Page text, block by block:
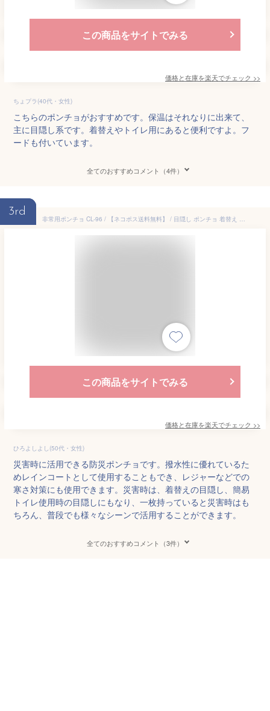
この商品をサイトでみる
価格と在庫を楽天でチェック >>
ちょプラ(40代・女性)
こちらのポンチョがおすすめです。保温はそれなりに出来て、
主に目隠し系です。着替えやトイレ用にあると便利ですよ。フ
ードも付いています。
全てのおすすめコメント（4件）
3rd
非常用ポンチョ CL-96 / 【ネコポス送料無料】 / 目隠し ポンチョ 着替え トイレ 携帯 防災 避難所 避難 非常用 非常時 非常用袋 防災グッズ 非常持ち出し袋 防寒 寒さ対策 ユニセックス 男女兼用 大人 子供 レインコート 合羽 かっぱ 雨具 子供 黒 ブラック
この商品をサイトでみる
価格と在庫を楽天でチェック >>
ひろよしよし(50代・女性)
災害時に活用できる防災ポンチョです。撥水性に優れているた
めレインコートとして使用することもでき、レジャーなどでの
寒さ対策にも使用できます。災害時は、着替えの目隠し、簡易
トイレ使用時の目隠しにもなり、一枚持っていると災害時はも
ちろん、普段でも様々なシーンで活用することができます。
全てのおすすめコメント（3件）